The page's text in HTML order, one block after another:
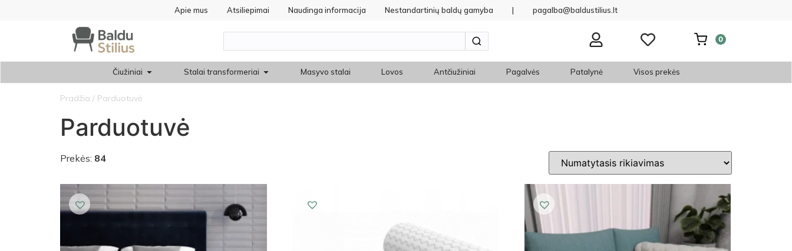
Apie mus Atsiliepimai Naudinga informacija Nestandartinių baldų gamyba | pagalba@baldustilius.lt
0
Čiužiniai Stalai transformeriai Masyvo stalai Lovos Antčiužiniai Pagalvės Patalynė Visos prekės
Pradžia / Parduotuvė
Parduotuvė
Prekės: 84